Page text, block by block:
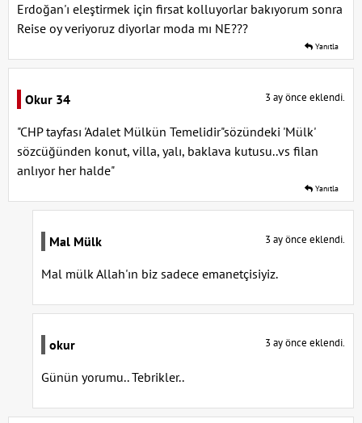
Erdoğan'ı eleştirmek için firsat kolluyorlar bakıyorum sonra
Reise oy veriyoruz diyorlar moda mı NE???
Yanıtla
Okur 34 3 ay önce eklendi.
"CHP tayfası 'Adalet Mülkün Temelidir"sözündeki 'Mülk'
sözcüğünden konut, villa, yalı, baklava kutusu..vs filan
anlıyor her halde"
Yanıtla
Mal Mülk 3 ay önce eklendi.
Mal mülk Allah'ın biz sadece emanetçisiyiz.
okur 3 ay önce eklendi.
Günün yorumu.. Tebrikler..